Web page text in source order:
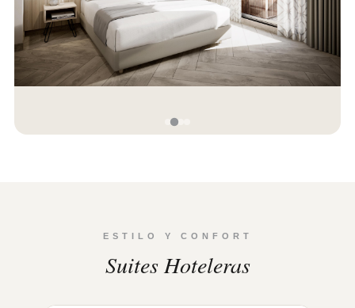
ESTILO Y CONFORT
Suites Hoteleras